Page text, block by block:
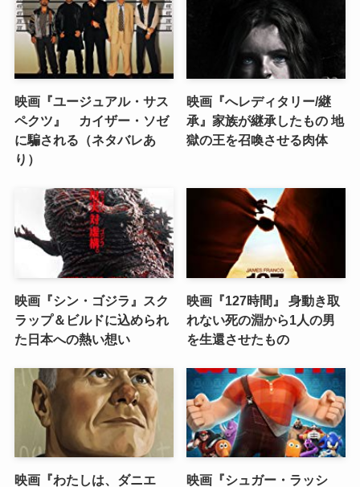
映画『ユージュアル・サス
ペクツ』 カイザー・ソゼ
に騙される（ネタバレあ
り）
映画『へレディタリー/継
承』家族が継承したもの 地
獄の王を召喚させる肉体
映画『シン・ゴジラ』スク
ラップ＆ビルドに込められ
た日本への熱い想い
映画『127時間』 身動き取
れない死の淵から1人の男
を生還させたもの
映画『わたしは、ダニエ 映画『シュガー・ラッシ